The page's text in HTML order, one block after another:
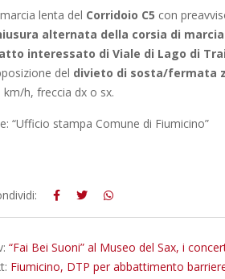
lenta del Corridoio C5 con
alternata della corsia di
interessato di Viale di Lago di
del divieto di sosta/fermata
km/h, freccia dx o sx.
“Ufficio stampa Comune di Fiumicino”
“Fai Bei Suoni” al Museo del Sax, i
Fiumicino, DTP per abbattimento